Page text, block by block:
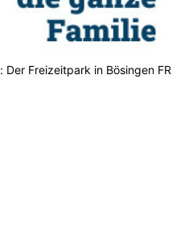
Freizeitpark in Bösingen FR